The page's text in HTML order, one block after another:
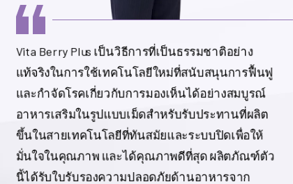
Vita Berry Plus เป็นวิธีการที่เป็นธรรมชาติอย่าง
แท้จริงในการใช้เทคโนโลยีใหม่ที่สนับสนุนการฟื้นฟู
และกำจัดโรคเกี่ยวกับการมองเห็นได้อย่างสมบูรณ์
อาหารเสริมในรูปแบบเม็ดสำหรับรับประทานที่ผลิต
ขึ้นในสายเทคโนโลยีที่ทันสมัยและระบบปิดเพื่อให้
มั่นใจในคุณภาพ และได้คุณภาพดีที่สุด ผลิตภัณฑ์ตัว
นี้ได้รับใบรับรองความปลอดภัยด้านอาหารจาก